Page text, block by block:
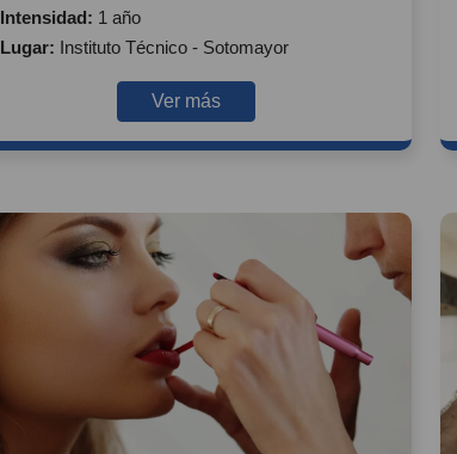
Intensidad: 1 año
Lugar: Instituto Técnico - Sotomayor
Ver más